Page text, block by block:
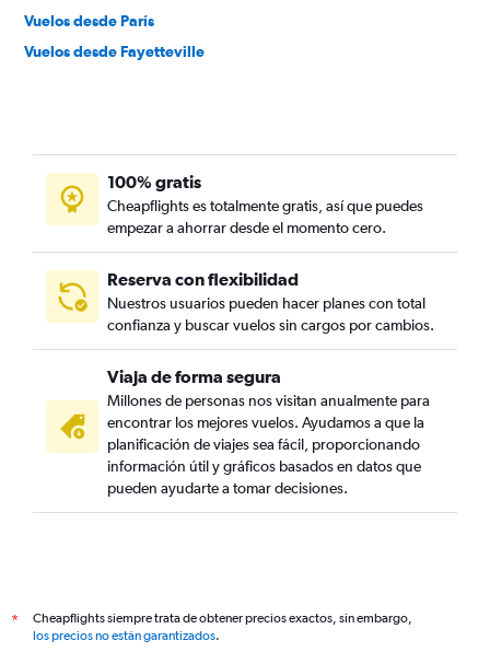
Vuelos desde París
Vuelos desde Fayetteville
100% gratis
Cheapflights es totalmente gratis, así que puedes
empezar a ahorrar desde el momento cero.
Reserva con flexibilidad
Nuestros usuarios pueden hacer planes con total
confianza y buscar vuelos sin cargos por cambios.
Viaja de forma segura
Millones de personas nos visitan anualmente para
encontrar los mejores vuelos. Ayudamos a que la
planificación de viajes sea fácil, proporcionando
información útil y gráficos basados en datos que
pueden ayudarte a tomar decisiones.
*
Cheapflights siempre trata de obtener precios exactos, sin embargo,
los precios no están garantizados.